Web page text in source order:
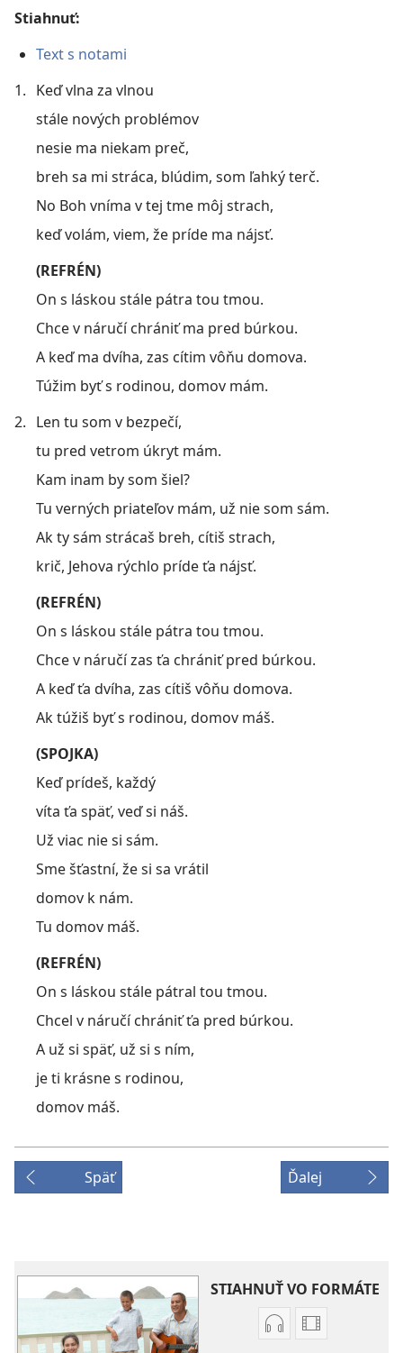
Stiahnuť:
Text s notami
1. Keď vlna za vlnou
stále nových problémov
nesie ma niekam preč,
breh sa mi stráca, blúdim, som ľahký terč.
No Boh vníma v tej tme môj strach,
keď volám, viem, že príde ma nájsť.
(REFRÉN)
On s láskou stále pátra tou tmou.
Chce v náručí chrániť ma pred búrkou.
A keď ma dvíha, zas cítim vôňu domova.
Túžim byť s rodinou, domov mám.
2. Len tu som v bezpečí,
tu pred vetrom úkryt mám.
Kam inam by som šiel?
Tu verných priateľov mám, už nie som sám.
Ak ty sám strácaš breh, cítiš strach,
krič, Jehova rýchlo príde ťa nájsť.
(REFRÉN)
On s láskou stále pátra tou tmou.
Chce v náručí zas ťa chrániť pred búrkou.
A keď ťa dvíha, zas cítiš vôňu domova.
Ak túžiš byť s rodinou, domov máš.
(SPOJKA)
Keď prídeš, každý
víta ťa späť, veď si náš.
Už viac nie si sám.
Sme šťastní, že si sa vrátil
domov k nám.
Tu domov máš.
(REFRÉN)
On s láskou stále pátral tou tmou.
Chcel v náručí chrániť ťa pred búrkou.
A už si späť, už si s ním,
je ti krásne s rodinou,
domov máš.
Späť Ďalej
STIAHNUŤ VO FORMÁTE
MožnostiMožnosti